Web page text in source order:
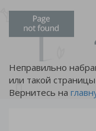
Неправильно
или такой
Вернитесь на